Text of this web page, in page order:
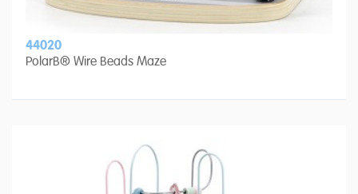
44020
PolarB® Wire Beads Maze